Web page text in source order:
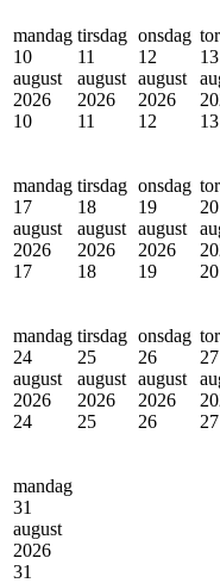
mandag
10
august
2026
10
tirsdag
11
august
2026
11
onsdag
12
august
2026
12
13
13
mandag
17
august
2026
17
tirsdag
18
august
2026
18
onsdag
19
august
2026
19
20
20
mandag
24
august
2026
24
tirsdag
25
august
2026
25
onsdag
26
august
2026
26
27
27
mandag
31
august
2026
31